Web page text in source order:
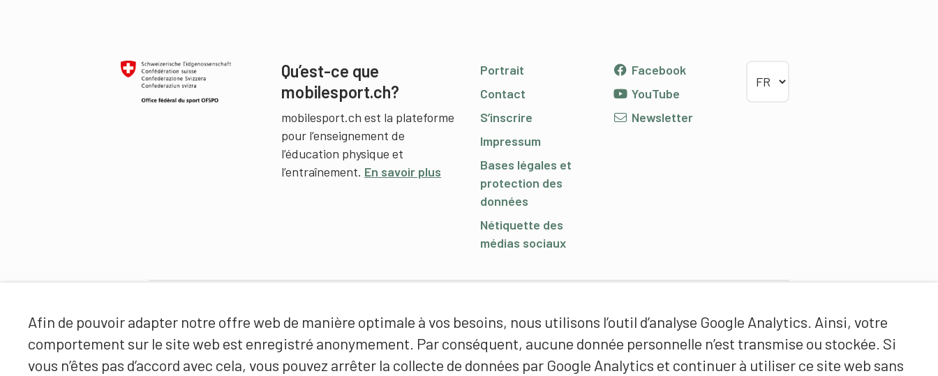
Afin de pouvoir adapter notre offre web de manière optimale à vos besoins, nous utilisons l’outil d’analyse Google Analytics. Ainsi, votre
comportement sur le site web est enregistré anonymement. Par conséquent, aucune donnée personnelle n’est transmise ou stockée. Si
vous n’êtes pas d’accord avec cela, vous pouvez arrêter la collecte de données par Google Analytics et continuer à utiliser ce site web sans
Qu’est-ce que
mobilesport.ch?
mobilesport.ch est la plateforme
pour l’enseignement de
l’éducation physique et
l’entraînement. En savoir plus
Portrait
Contact
S’inscrire
Impressum
Bases légales et
protection des
données
Nétiquette des
médias sociaux
Facebook
YouTube
Newsletter
Haute école fédérale de sport
de Macolin HEFSM